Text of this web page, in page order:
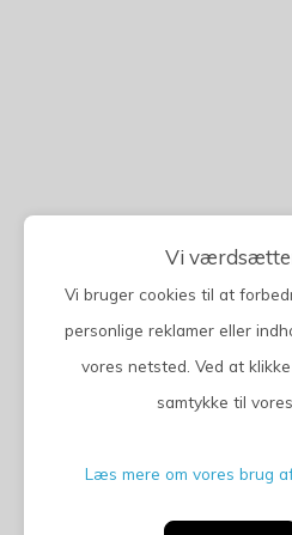
Vi
Vi bruger cookies til at
personlige reklamer eller
vores netsted. Ved at
samtykke til
Læs mere om vores brug